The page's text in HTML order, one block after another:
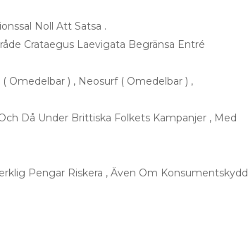
Noll Att Satsa .
Crataegus Laevigata Begränsa Entré
Omedelbar ) , Neosurf ( Omedelbar ) ,
Då Under Brittiska Folkets Kampanjer , Med
Pengar Riskera , Även Om Konsumentskydd